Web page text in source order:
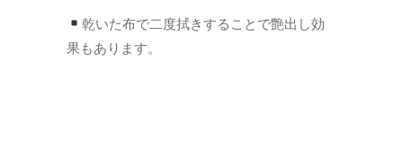
乾いた布で二度拭きすることで艶出し効
果もあります。